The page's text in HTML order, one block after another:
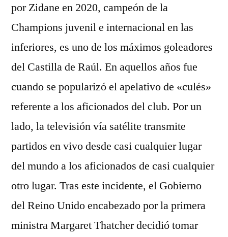
por Zidane en 2020, campeón de la
Champions juvenil e internacional en las
inferiores, es uno de los máximos goleadores
del Castilla de Raúl. En aquellos años fue
cuando se popularizó el apelativo de «culés»
referente a los aficionados del club. Por un
lado, la televisión vía satélite transmite
partidos en vivo desde casi cualquier lugar
del mundo a los aficionados de casi cualquier
otro lugar. Tras este incidente, el Gobierno
del Reino Unido encabezado por la primera
ministra Margaret Thatcher decidió tomar